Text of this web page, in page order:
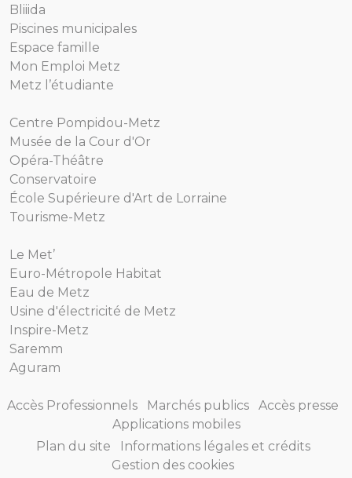
Bliiida
Piscines municipales
Espace famille
Mon Emploi Metz
Metz l’étudiante
Centre Pompidou-Metz
Musée de la Cour d'Or
Opéra-Théâtre
Conservatoire
École Supérieure d'Art de Lorraine
Tourisme-Metz
Le Met’
Euro-Métropole Habitat
Eau de Metz
Usine d'électricité de Metz
Inspire-Metz
Saremm
Aguram
Accès Professionnels Marchés publics
Accès presse
Applications mobiles
Plan du site
Informations légales et crédits
Gestion des cookies